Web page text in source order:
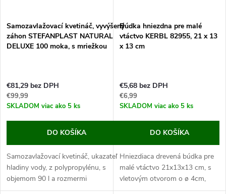
Samozavlažovací kvetináč, vyvýšený
záhon STEFANPLAST NATURAL
DELUXE 100 moka, s mriežkou
€81,29 bez DPH
€99,99
SKLADOM viac ako 5 ks
DO KOŠÍKA
Samozavlažovací kvetináč, ukazateľ
hladiny vody, z polypropylénu, s
objemom 90 l a rozmermi
100x43x142cm.
Búdka hniezdna pre malé
vtáctvo KERBL 82955, 21 x 13
x 13 cm
€5,68 bez DPH
€6,99
SKLADOM viac ako 5 ks
DO KOŠÍKA
Hniezdiaca drevená búdka pre
malé vtáctvo 21x13x13 cm, s
vletovým otvorom o ø 4cm,
odklápacou strieškou a